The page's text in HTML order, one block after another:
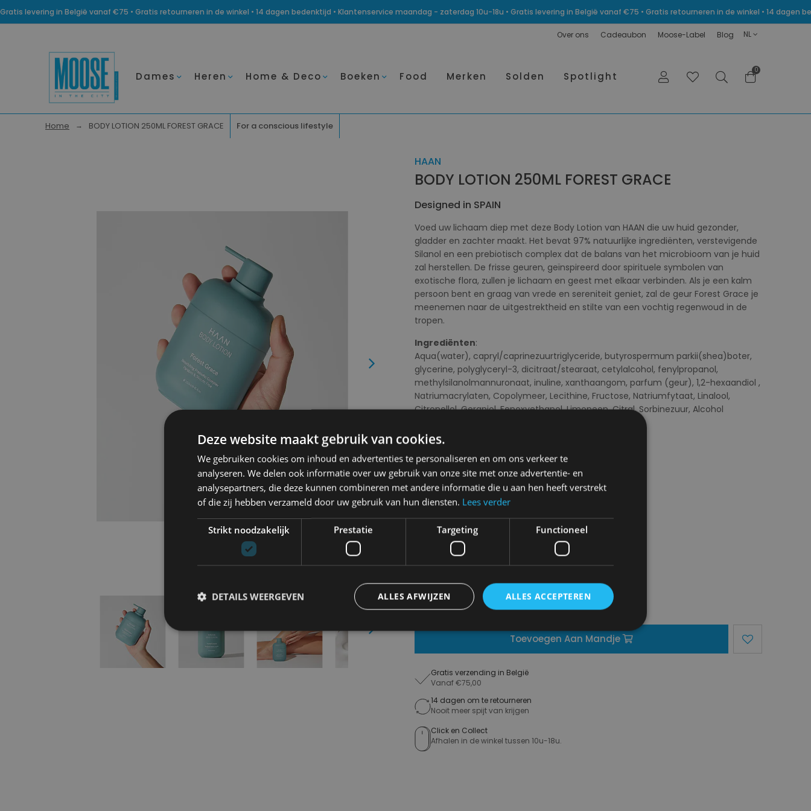
Gratis levering in België vanaf €75 • Gratis retourneren in de winkel • 14 dagen bedenktijd • Klantenservice maandag - zaterdag 10u-18u • Gratis levering in België vanaf €75 • Gratis retourneren in de winkel • 14
Over ons Cadeaubon Moose-Label Blog NL
Dames Heren Home & Deco Boeken Food Merken Solden Spotlight
0
Home BODY LOTION 250ML FOREST GRACE For a conscious lifestyle
HAAN
BODY LOTION 250ML FOREST GRACE
Designed in SPAIN
Voed uw lichaam diep met deze Body Lotion van HAAN die uw huid gezonder,
gladder en zachter maakt. Het bevat 97% natuurlijke ingrediënten, verstevigende
Silanol en een prebiotisch complex dat de balans van het microbioom van je huid
zal herstellen. De frisse geuren, geïnspireerd door spirituele symbolen van
exotische flora, zullen je lichaam en geest met elkaar verbinden. Als je een kalm
persoon bent en graag van vrede en sereniteit geniet, zal de geur Forest Grace je
meenemen naar de uitgestrektheid en stilte van een vochtig regenwoud in de
tropen.
Ingrediënten:
Aqua(water), capryl/caprinezuurtriglyceride, butyrospermum parkii(shea)boter,
glycerine, polyglyceryl-3, dicitraat/stearaat, cetylalcohol, fenylpropanol,
methylsilanolmannuronaat, inuline, xanthaangom, parfum (geur), 1,2-hexaandiol ,
Natriumacrylaten, Copolymeer, Lecithine, Fructose, Natriumfytaat, Linalool,
Citronellol, Geraniol, Fenoxyethanol, Limoneen, Citral, Sorbinezuur, Alcohol
Kies uw kleur:
Kies uw maat:
€ 15,90
Levering 2-3 Werkdagen
Toevoegen Aan Mandje
Gratis verzending in België
Vanaf €75,00
14 dagen om te retourneren
Nooit meer spijt van krijgen
Click en Collect
Afhalen in de winkel tussen 10u-18u.
Deze website maakt gebruik van cookies.
We gebruiken cookies om inhoud en advertenties te personaliseren en om ons verkeer te
analyseren. We delen ook informatie over uw gebruik van onze site met onze advertentie- en
analysepartners, die deze kunnen combineren met andere informatie die u aan hen heeft verstrekt
of die zij hebben verzameld door uw gebruik van hun diensten. Lees verder
Strikt noodzakelijk Prestatie Targeting Functioneel
ALLES ACCEPTEREN
ALLES AFWIJZEN
DETAILS WEERGEVEN